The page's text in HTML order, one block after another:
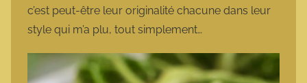
c’est peut-être leur originalité chacune dans leur
style qui m’a plu, tout simplement…